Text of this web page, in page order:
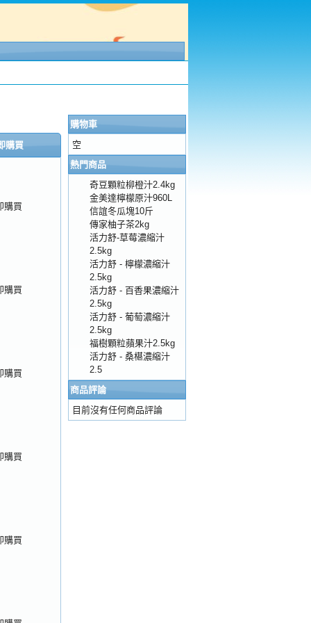
結帳 我的帳號
購買
購買
購買
購買
購買
購買
購物車
空
熱門商品
奇豆顆粒柳橙汁2.4kg
金美達檸檬原汁960L
信誼冬瓜塊10斤
傳家柚子茶2kg
活力舒-草莓濃縮汁
2.5kg
活力舒 - 檸檬濃縮汁
2.5kg
活力舒 - 百香果濃縮汁
2.5kg
活力舒 - 葡萄濃縮汁
2.5kg
福樹顆粒蘋果汁2.5kg
活力舒 - 桑椹濃縮汁
2.5
商品評論
目前沒有任何商品評論